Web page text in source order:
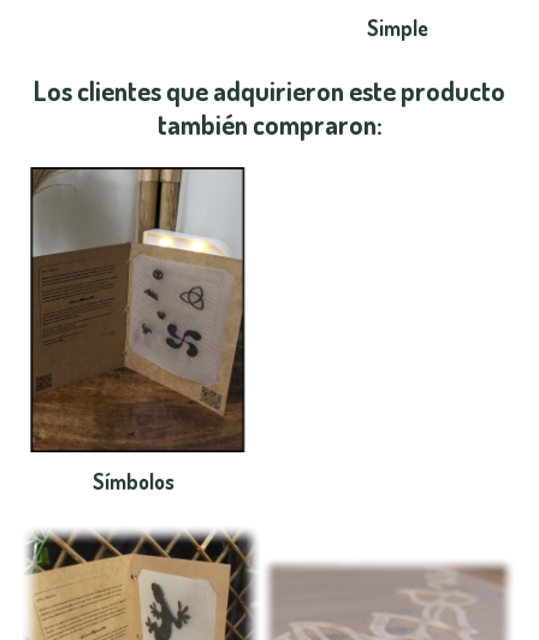
Simple
Los clientes que adquirieron este producto
también compraron:
Símbolos